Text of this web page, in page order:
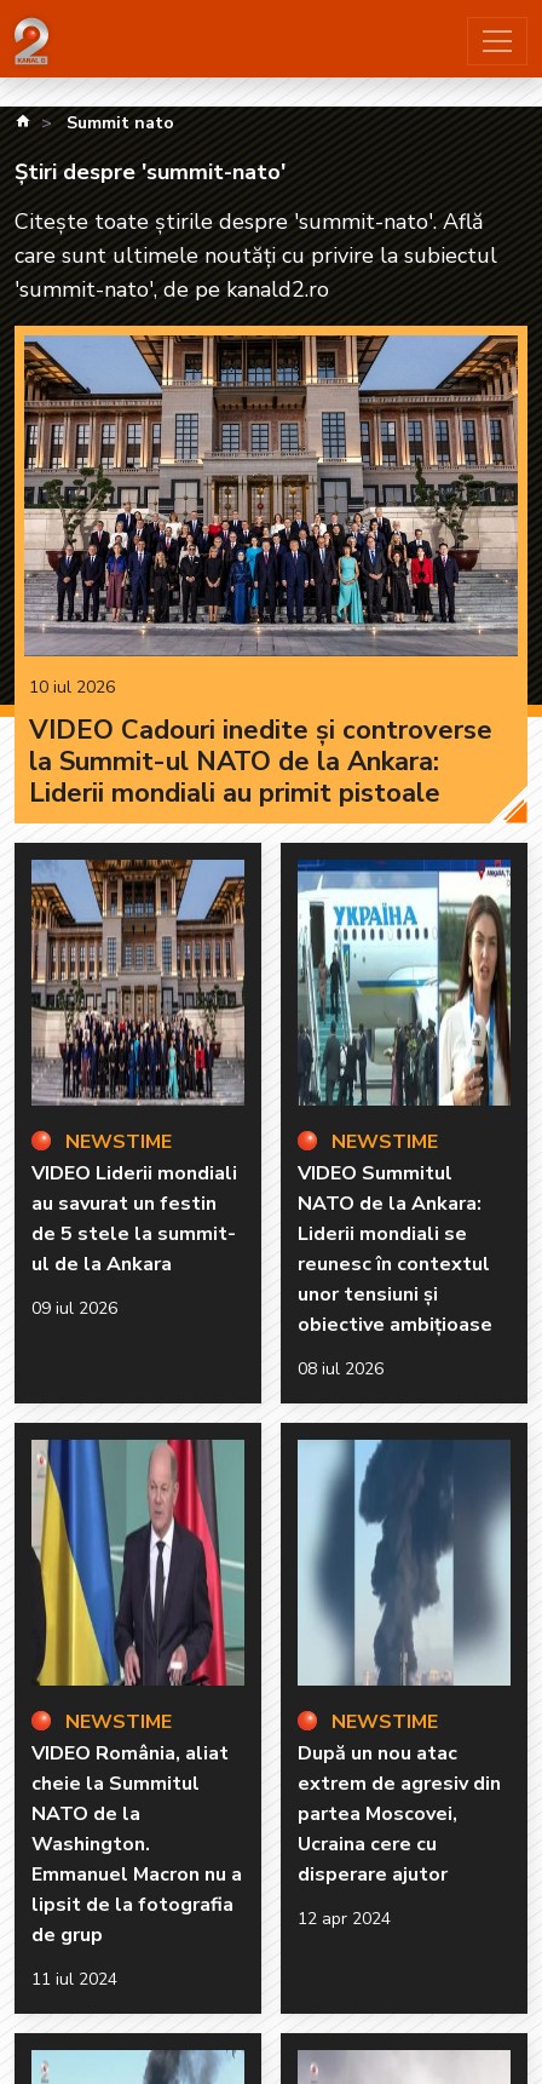
Știri despre 'summit-nato'| kanald2.ro
kanald.ro
Summit nato
Știri despre 'summit-nato'
Citește toate știrile despre 'summit-nato'. Află
care sunt ultimele noutăți cu privire la subiectul
'summit-nato', de pe kanald2.ro
10 iul 2026
VIDEO Cadouri inedite și controverse
la Summit-ul NATO de la Ankara:
Liderii mondiali au primit pistoale
NEWSTIME
VIDEO Liderii mondiali
au savurat un festin
de 5 stele la summit-
ul de la Ankara
09 iul 2026
NEWSTIME
VIDEO Summitul
NATO de la Ankara:
Liderii mondiali se
reunesc în contextul
unor tensiuni și
obiective ambițioase
08 iul 2026
NEWSTIME
VIDEO România, aliat
cheie la Summitul
NATO de la
Washington.
Emmanuel Macron nu a
lipsit de la fotografia
de grup
11 iul 2024
NEWSTIME
După un nou atac
extrem de agresiv din
partea Moscovei,
Ucraina cere cu
disperare ajutor
12 apr 2024